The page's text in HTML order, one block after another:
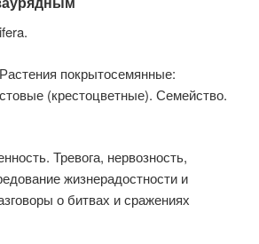
покрытосемянные:
(крестоцветные). Семейство.
Тревога, нервозность,
жизнерадостности и
о битвах и сражениях